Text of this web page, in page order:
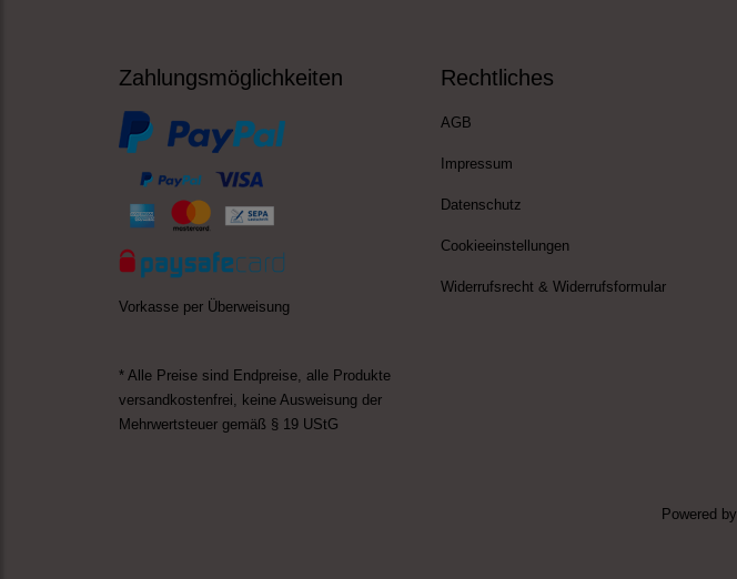
Zahlungsmöglichkeiten
Vorkasse per Überweisung
* Alle Preise sind Endpreise, alle Produkte
versandkostenfrei , keine Ausweisung der
Mehrwertsteuer gemäß § 19 UStG
Rechtliches
AGB
Impressum
Datenschutz
Cookieeinstellungen
Widerrufsrecht & Widerrufsformular
Powered by